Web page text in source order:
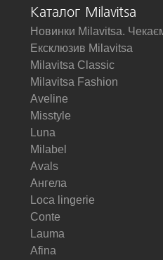
Каталог Milavitsa
Новинки Milavitsa.
Ексклюзив Milavitsa
Milavitsa Classic
Milavitsa Fashion
Aveline
Misstyle
Luna
Milabel
Avals
Ангела
Loca lingerie
Conte
Lauma
Afina